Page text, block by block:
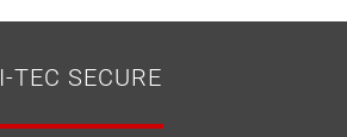
I-TEC SECURE